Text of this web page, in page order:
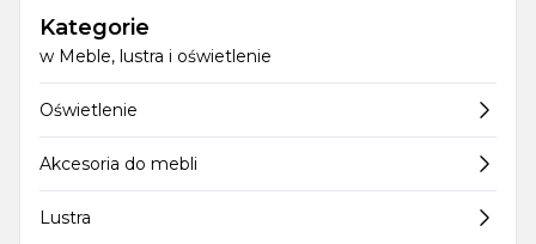
Kategorie
w Meble, lustra i oświetlenie
Oświetlenie
Akcesoria do mebli
Lustra